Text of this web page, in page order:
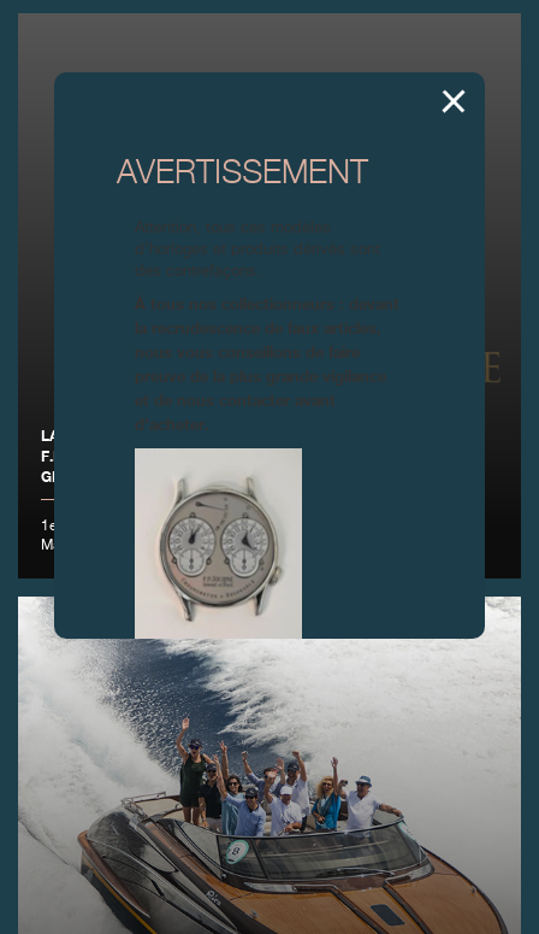
LA FONDATION DE LA HAUTE HORLGOERIE ACCUEILLE
F.P.JOURNE COMME NOUVELLE MAISON PARTENAIRE ,
GENÈVE
1er septembre 2016 - F.P.Journe Invenit et Fecit devient la 26ème
Maison partenaire de la FHH
AVERTISSEMENT
À tous nos collectionneurs : devant
la recrudescence de faux articles,
nous vous conseillons de faire
preuve de la plus grande vigilance
et de nous contacter avant
d’acheter.
FAUX
FAUX